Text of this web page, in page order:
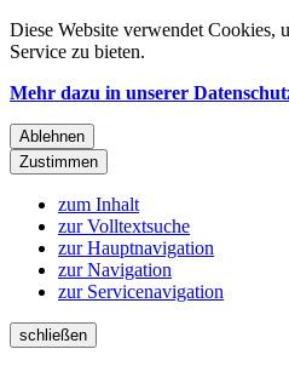
Diese Website verwendet Cookies,
Service zu bieten.
Mehr dazu in unserer
Ablehnen
Zustimmen
zum Inhalt
zur Volltextsuche
zur Hauptnavigation
zur Navigation
zur Servicenavigation
schließen